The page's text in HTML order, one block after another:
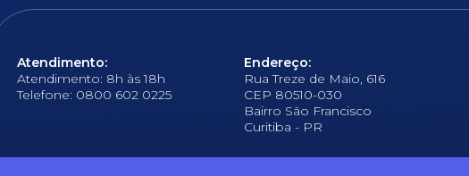
Atendimento:
Atendimento: 8h às 18h
Telefone: 0800 602 0225
Endereço:
Rua Treze de Maio, 616
CEP 80510-030
Bairro São Francisco
Curitiba - PR